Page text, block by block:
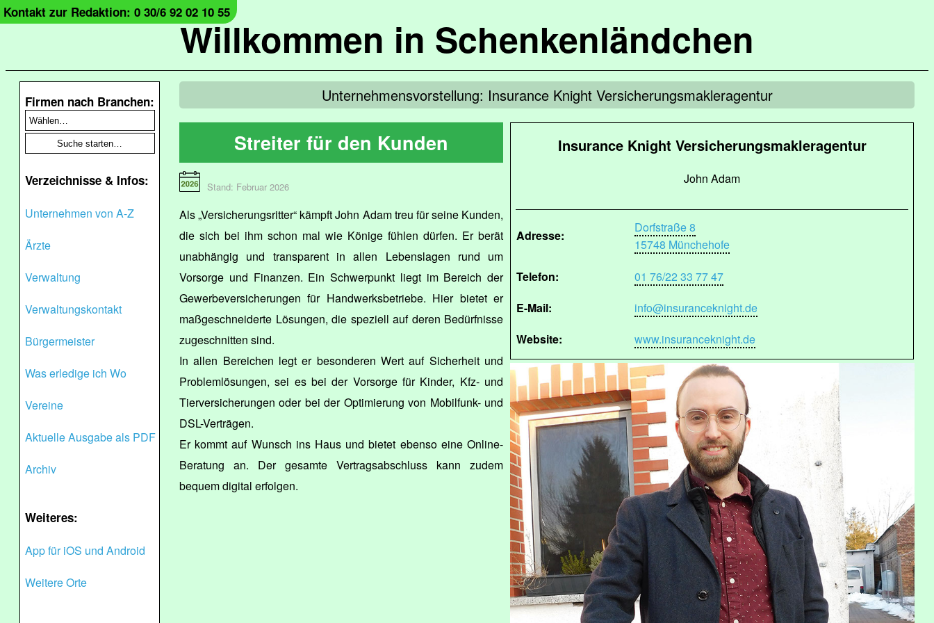
Willkommen in Schenkenländchen
Kontakt zur Redaktion: 0 30/6 92 02 10 55
Firmen nach Branchen:
Verzeichnisse & Infos:
Unternehmen von A-Z
Ärzte
Verwaltung
Verwaltungskontakt
Bürgermeister
Was erledige ich Wo
Vereine
Aktuelle Ausgabe als PDF
Archiv
Weiteres:
App für iOS und Android
Weitere Orte
Unternehmensvorstellung: Insurance Knight Versicherungsmakleragentur
Insurance Knight Versicherungsmakleragentur
John Adam
Adresse:
Dorfstraße 8
15748 Münchehofe
Telefon:
01 76/22 33 77 47
E-Mail:
info@insuranceknight.de
Website:
www.insuranceknight.de
Streiter für den Kunden
Stand: Februar 2026
Als „Versicherungsritter“ kämpft John Adam treu für seine Kunden,
die sich bei ihm schon mal wie Könige fühlen dürfen. Er berät
unabhängig und transparent in allen Lebenslagen rund um
Vorsorge und Finanzen. Ein Schwerpunkt liegt im Bereich der
Gewerbeversicherungen für Handwerksbetriebe. Hier bietet er
maßgeschneiderte Lösungen, die speziell auf deren Bedürfnisse
zugeschnitten sind.
In allen Bereichen legt er besonderen Wert auf Sicherheit und
Problemlösungen, sei es bei der Vorsorge für Kinder, Kfz- und
Tierversicherungen oder bei der Optimierung von Mobilfunk- und
DSL-Verträgen.
Er kommt auf Wunsch ins Haus und bietet ebenso eine Online-
Beratung an. Der gesamte Vertragsabschluss kann zudem
bequem digital erfolgen.